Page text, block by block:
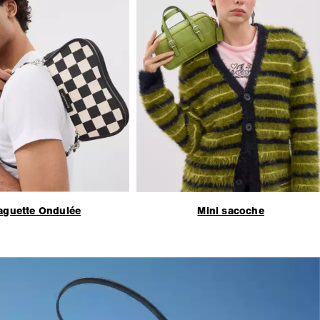
Ondulée Mini sacoche